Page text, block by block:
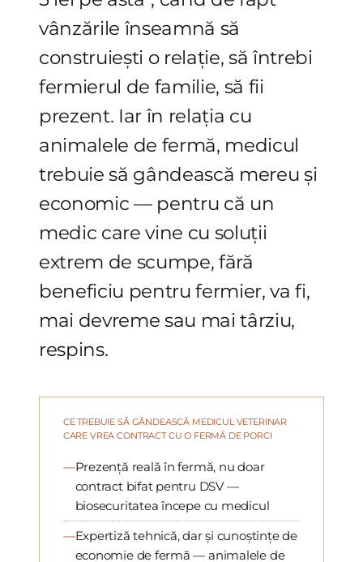
vânzările înseamnă să
construiești o relație, să întrebi
fermierul de familie, să fii
prezent. Iar în relația cu
animalele de fermă, medicul
trebuie să gândească mereu și
economic — pentru că un
medic care vine cu soluții
extrem de scumpe, fără
beneficiu pentru fermier, va fi,
mai devreme sau mai târziu,
respins.
CE TREBUIE SĂ GÂNDEASCĂ MEDICUL VETERINAR
CARE VREA CONTRACT CU O FERMĂ DE PORCI
Prezență reală în fermă, nu doar
contract bifat pentru DSV —
biosecuritatea începe cu medicul
Expertiză tehnică, dar și cunoștințe de
economie de fermă — animalele de